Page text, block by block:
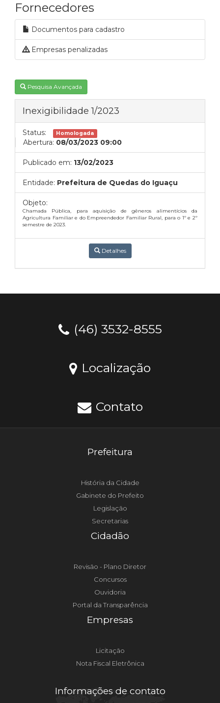
Fornecedores
Documentos para cadastro
Empresas penalizadas
Pesquisa Avançada
Inexigibilidade 1/2023
Status: Homologada
Abertura: 08/03/2023 09:00
Publicado em: 13/02/2023
Entidade: Prefeitura de Quedas do Iguaçu
Objeto:
Chamada Pública, para aquisição de gêneros alimentícios da
Agricultura Familiar e do Empreendedor Familiar Rural, para o 1º e 2º
semestre de 2023.
Detalhes
(46) 3532-8555
Localização
Contato
Prefeitura
História da Cidade
Gabinete do Prefeito
Legislação
Secretarias
Cidadão
Revisão - Plano Diretor
Concursos
Ouvidoria
Portal da Transparência
Empresas
Licitação
Nota Fiscal Eletrônica
Informações de contato